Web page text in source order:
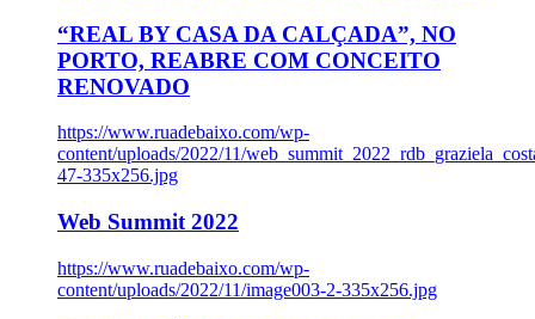
“REAL BY CASA DA CALÇADA”, NO
PORTO, REABRE COM CONCEITO
RENOVADO
https://www.ruadebaixo.com/wp-
content/uploads/2022/11/
47-335x256.jpg
Web Summit 2022
https://www.ruadebaixo.com/wp-
content/uploads/2022/11/image003-2-335x256.jpg